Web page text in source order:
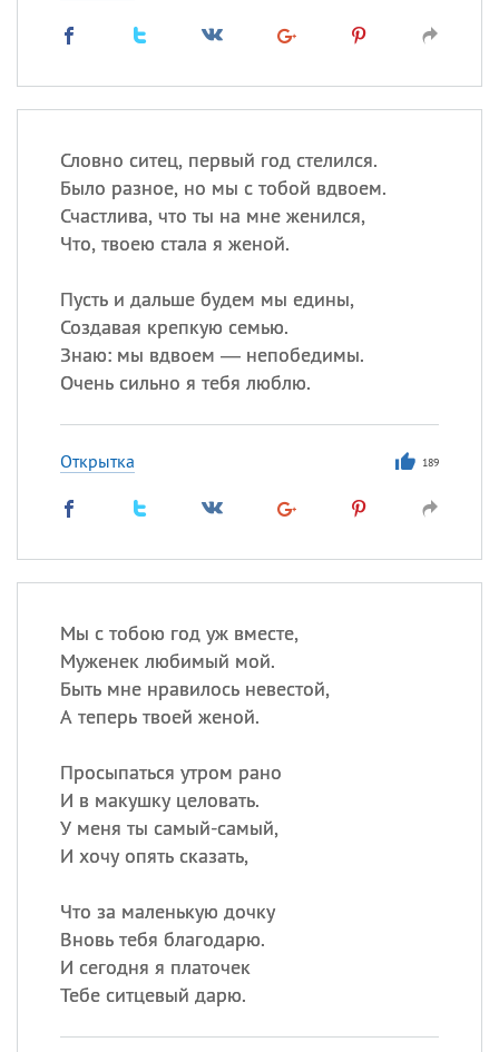
Словно ситец, первый год стелился.
Было разное, но мы с тобой вдвоем.
Счастлива, что ты на мне женился,
Что, твоею стала я женой.
Пусть и дальше будем мы едины,
Создавая крепкую семью.
Знаю: мы вдвоем — непобедимы.
Очень сильно я тебя люблю.
Открытка 189
Мы с тобою год уж вместе,
Муженек любимый мой.
Быть мне нравилось невестой,
А теперь твоей женой.
Просыпаться утром рано
И в макушку целовать.
У меня ты самый-самый,
И хочу опять сказать,
Что за маленькую дочку
Вновь тебя благодарю.
И сегодня я платочек
Тебе ситцевый дарю.